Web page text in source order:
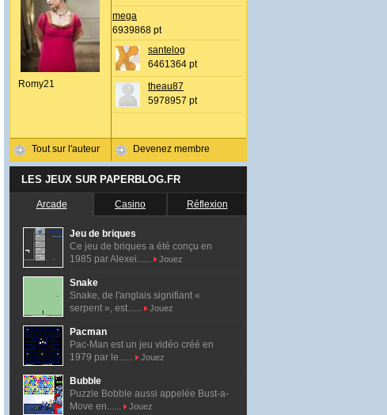
Romy21
Tout sur l'auteur
mega
6939868 pt
santelog
6461364 pt
theau87
5978957 pt
Devenez membre
LES JEUX SUR PAPERBLOG.FR
Arcade Casino Réflexion
Jeu de briques
Ce jeu de briques a été conçu en
1985 par Alexei......
Jouez
Snake
Snake, de l'anglais signifiant «
serpent », est......
Jouez
Pacman
Pac-Man est un jeu vidéo créé en
1979 par le......
Jouez
Bubble
Puzzle Bobble aussi appelée Bust-a-
Move en......
Jouez